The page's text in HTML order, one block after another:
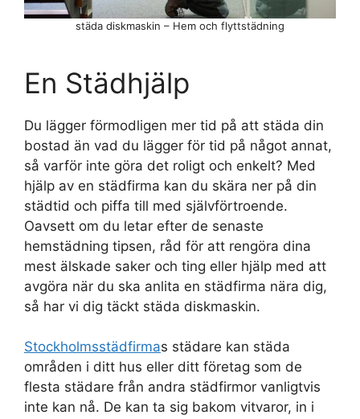
En Städhjälp
Du lägger förmodligen mer tid på att städa din
bostad än vad du lägger för tid på något annat,
så varför inte göra det roligt och enkelt? Med
hjälp av en städfirma kan du skära ner på din
städtid och piffa till med självförtroende.
Oavsett om du letar efter de senaste
hemstädning tipsen, råd för att rengöra dina
mest älskade saker och ting eller hjälp med att
avgöra när du ska anlita en städfirma nära dig,
så har vi dig täckt städa diskmaskin.
Stockholmsstädfirmas städare kan städa
områden i ditt hus eller ditt företag som de
flesta städare från andra städfirmor vanligtvis
inte kan nå. De kan ta sig bakom vitvaror, in i
städa diskmaskin – Hem och flyttstädning